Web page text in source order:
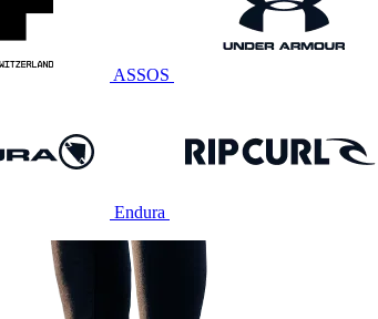
ASSOS
Endura